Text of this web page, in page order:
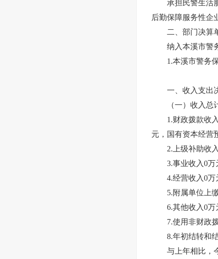
承担民警生活服
后勤保障服务性企
二、部门决算
纳入本溪市警务
1.本溪市警务保
一、收入支出
（一）收入总计
1.财政拨款收入
元，国有资本经营
2.上级补助收入
3.事业收入0万
4.经营收入0万
5.附属单位上缴
6.其他收入0万
7.使用非财政拨
8.年初结转和结
与上年相比，今